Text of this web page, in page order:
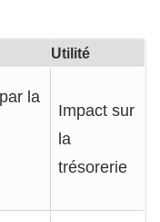
Utilité
la
Impact sur
la
trésorerie